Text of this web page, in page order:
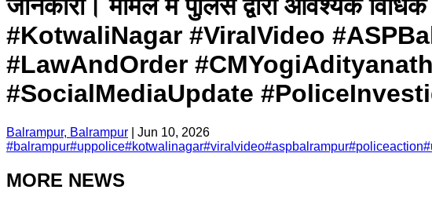
जानकारी। मामले में पुलिस द्वारा आवश्यक
#KotwaliNagar #ViralVideo
#LawAndOrder
#SocialMediaUpdate
Balrampur, Balrampur
Jun 10, 2026
#balrampur#uppolice#kotwalinagar#viralvideo#aspbalrampur#policeaction#
MORE NEWS